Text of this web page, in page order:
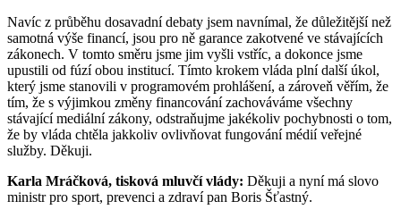
Navíc z průběhu dosavadní debaty jsem navnímal, že důležitější než
samotná výše financí, jsou pro ně garance zakotvené ve stávajících
zákonech. V tomto směru jsme jim vyšli vstříc, a dokonce jsme
upustili od fúzí obou institucí. Tímto krokem vláda plní další úkol,
který jsme stanovili v programovém prohlášení, a zároveň věřím, že
tím, že s výjimkou změny financování zachováváme všechny
stávající mediální zákony, odstraňujme jakékoliv pochybnosti o tom,
že by vláda chtěla jakkoliv ovlivňovat fungování médií veřejné
služby. Děkuji.
Karla Mráčková, tisková mluvčí vlády: Děkuji a nyní má slovo
ministr pro sport, prevenci a zdraví pan Boris Šťastný.